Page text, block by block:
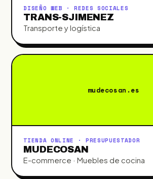
DISEÑO WEB · REDES SOCIALES
TRANS-SJIMENEZ
Transporte y logística
mudecosan.es
TIENDA ONLINE · PRESUPUESTADOR
MUDECOSAN
E-commerce · Muebles de cocina